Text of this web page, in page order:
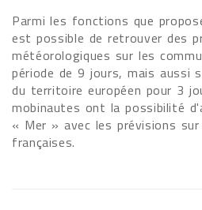
Parmi les fonctions que
est possible de retrouver des
météorologiques sur les
période de 9 jours, mais aussi
du territoire européen pour 3
mobinautes ont la possibilité
« Mer » avec les prévisions
françaises.